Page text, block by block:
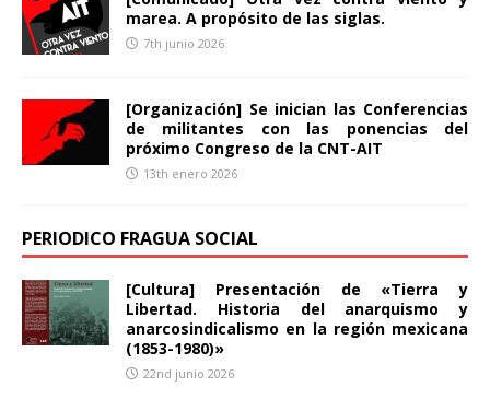
marea. A propósito de las siglas.
7th junio 2026
[Organización] Se inician las Conferencias
de militantes con las ponencias del
próximo Congreso de la CNT-AIT
13th enero 2026
PERIODICO FRAGUA SOCIAL
[Cultura] Presentación de «Tierra y
Libertad. Historia del anarquismo y
anarcosindicalismo en la región mexicana
(1853-1980)»
22nd junio 2026